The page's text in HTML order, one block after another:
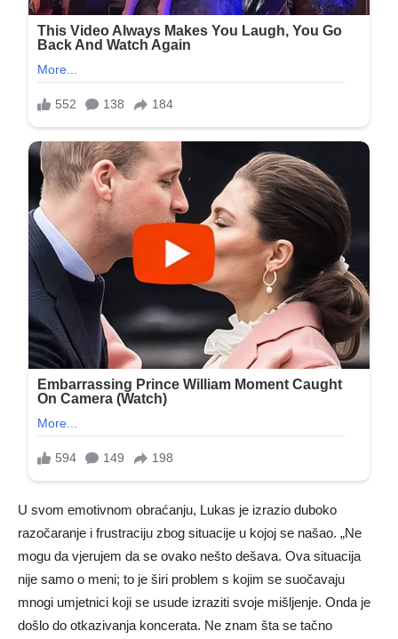
U svom emotivnom obraćanju, Lukas je izrazio duboko
razočaranje i frustraciju zbog situacije u kojoj se našao. „Ne
mogu da vjerujem da se ovako nešto dešava. Ova situacija
nije samo o meni; to je širi problem s kojim se suočavaju
mnogi umjetnici koji se usude izraziti svoje mišljenje. Onda je
došlo do otkazivanja koncerata. Ne znam šta se tačno